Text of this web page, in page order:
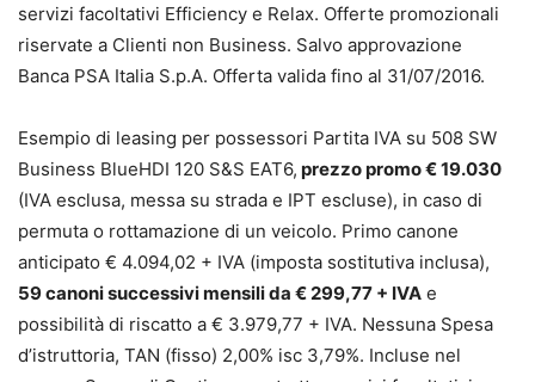
servizi facoltativi Efficiency e Relax. Offerte promozionali
riservate a Clienti non Business. Salvo approvazione
Banca PSA Italia S.p.A. Offerta valida fino al 31/07/2016.
Esempio di leasing per possessori Partita IVA su 508 SW
Business BlueHDI 120 S&S EAT6, prezzo promo € 19.030
(IVA esclusa, messa su strada e IPT escluse), in caso di
permuta o rottamazione di un veicolo. Primo canone
anticipato € 4.094,02 + IVA (imposta sostitutiva inclusa),
59 canoni successivi mensili da € 299,77 + IVA e
possibilità di riscatto a € 3.979,77 + IVA. Nessuna Spesa
d’istruttoria, TAN (fisso) 2,00% isc 3,79%. Incluse nel